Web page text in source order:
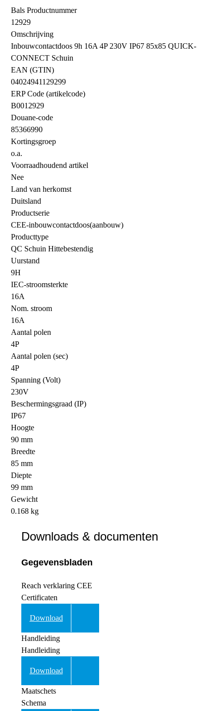
Bals Productnummer
12929
Omschrijving
Inbouwcontactdoos 9h 16A 4P 230V IP67 85x85 QUICK-
CONNECT Schuin
EAN (GTIN)
04024941129299
ERP Code (artikelcode)
B0012929
Douane-code
85366990
Kortingsgroep
o.a.
Voorraadhoudend artikel
Nee
Land van herkomst
Duitsland
Productserie
CEE-inbouwcontactdoos(aanbouw)
Producttype
QC Schuin Hittebestendig
Uurstand
9H
IEC-stroomsterkte
16A
Nom. stroom
16A
Aantal polen
4P
Aantal polen (sec)
4P
Spanning (Volt)
230V
Beschermingsgraad (IP)
IP67
Hoogte
90 mm
Breedte
85 mm
Diepte
99 mm
Gewicht
0.168 kg
Downloads & documenten
Gegevensbladen
Reach verklaring CEE
Certificaten
Download
Handleiding
Handleiding
Download
Maatschets
Schema